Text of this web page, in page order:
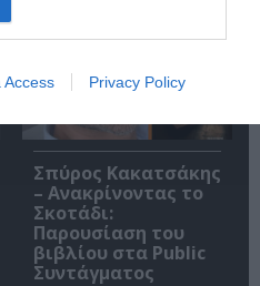
Access Privacy Policy
Σπύρος Κακατσάκης
– Ανακρίνοντας το
Σκοτάδι:
Παρουσίαση του
βιβλίου στα Public
Συντάγματος